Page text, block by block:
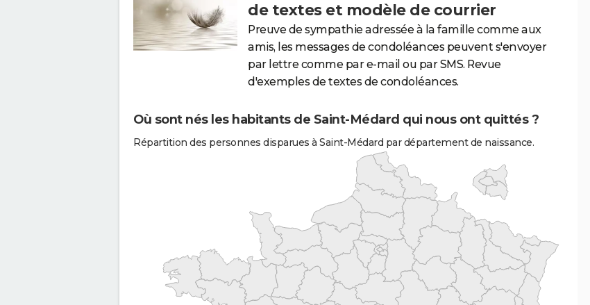
de textes et modèle de courrier
Preuve de sympathie adressée à la famille comme aux
amis, les messages de condoléances peuvent s'envoyer
par lettre comme par e-mail ou par SMS. Revue
d'exemples de textes de condoléances.
Où sont nés les habitants de Saint-Médard qui nous ont quittés ?
Répartition des personnes disparues à Saint-Médard par département de naissance.